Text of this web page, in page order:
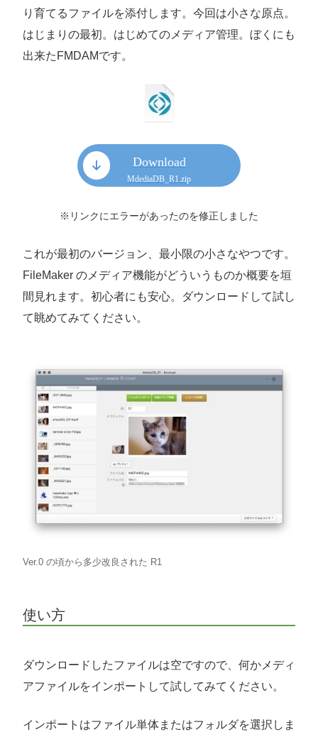
り育てるファイルを添付します。今回は小さな原点。
はじまりの最初。はじめてのメディア管理。ぼくにも
出来たFMDAMです。
Download
MdediaDB_R1.zip
※リンクにエラーがあったのを修正しました
これが最初のバージョン、最小限の小さなやつです。
FileMaker のメディア機能がどういうものか概要を垣
間見れます。初心者にも安心。ダウンロードして試し
て眺めてみてください。
Ver.0 の頃から多少改良された R1
使い方
ダウンロードしたファイルは空ですので、何かメディ
アファイルをインポートして試してみてください。
インポートはファイル単体またはフォルダを選択しま